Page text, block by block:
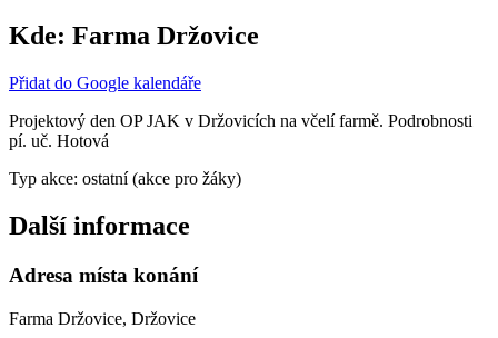
Kde: Farma Držovice
Přidat do Google kalendáře
Projektový den OP JAK v Držovicích na včelí farmě. Podrobnosti
pí. uč. Hotová
Typ akce: ostatní (akce pro žáky)
Další informace
Adresa místa konání
Farma Držovice, Držovice